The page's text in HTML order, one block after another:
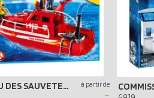
BATEAU DES SAUVETEURS POMPIERS à partir de